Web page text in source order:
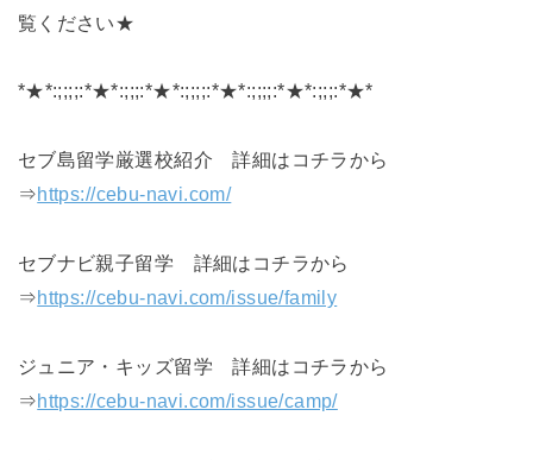
覧ください★
*★*:;;;;:*★*:;;;:*★*:;;;;:*★*:;;;;:*★*:;;;:*★*
セブ島留学厳選校紹介 詳細はコチラから
⇒https://cebu-navi.com/
セブナビ親子留学 詳細はコチラから
⇒https://cebu-navi.com/issue/family
ジュニア・キッズ留学 詳細はコチラから
⇒https://cebu-navi.com/issue/camp/